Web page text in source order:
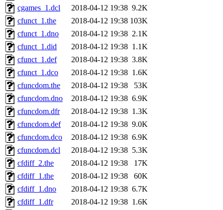
cgames_1.dcl
2018-04-12 19:38 9.2K
cfunct_1.the
2018-04-12 19:38 103K
cfunct_1.dno
2018-04-12 19:38 2.1K
cfunct_1.did
2018-04-12 19:38 1.1K
cfunct_1.def
2018-04-12 19:38 3.8K
cfunct_1.dco
2018-04-12 19:38 1.6K
cfuncdom.the
2018-04-12 19:38
53K
cfuncdom.dno
2018-04-12 19:38 6.9K
cfuncdom.dfr
2018-04-12 19:38 1.3K
cfuncdom.def
2018-04-12 19:38 9.0K
cfuncdom.dco
2018-04-12 19:38 6.9K
cfuncdom.dcl
2018-04-12 19:38 5.3K
cfdiff_2.the
2018-04-12 19:38
17K
cfdiff_1.the
2018-04-12 19:38
60K
cfdiff_1.dno
2018-04-12 19:38 6.7K
cfdiff_1.dfr
2018-04-12 19:38 1.6K